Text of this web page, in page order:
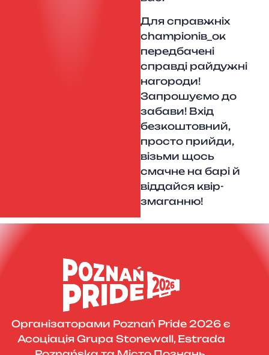
Для справжніх
championів_ок
передбачені
справді райдужні
нагороди!
Запрошуємо до
забави! Вхід
безкоштовний,
просто прийди,
візьми щось
смачне на барі й
віддайся квір-
змаганню!
Організаторами Poznań Pride 2026 є
Асоціація Grupa Stonewall, Estrada